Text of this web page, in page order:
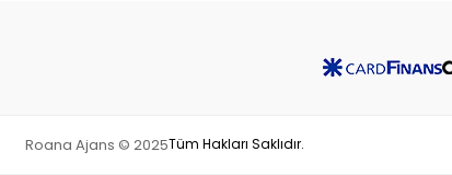
Roana Ajans © 2025Tüm Hakları Saklıdır.